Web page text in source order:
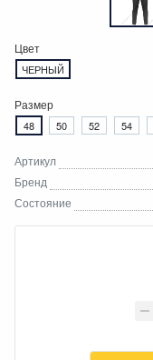
Цвет
ЧЕРНЫЙ
Размер
48 50 52 54
Артикул
Бренд
Состояние